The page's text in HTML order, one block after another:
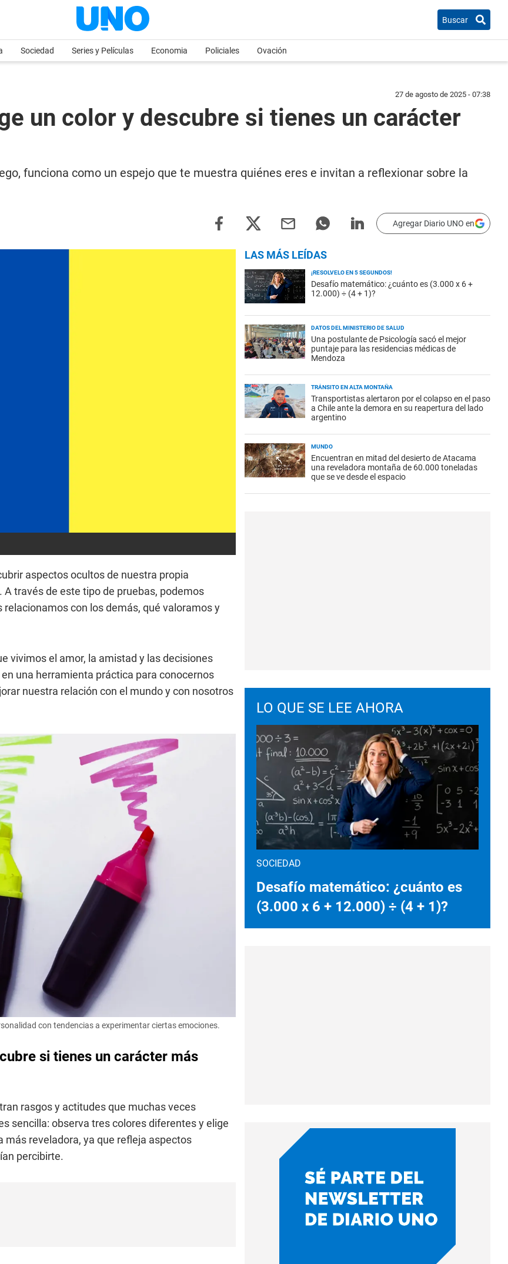
Buscar
Sociedad Series y Películas Economia Policiales Ovación
27 de agosto de 2025 - 07:38
un color y descubre si tienes un carácter
funciona como un espejo que te muestra quiénes eres e invitan a reflexionar sobre la
Agregar Diario UNO en
aspectos ocultos de nuestra propia
través de este tipo de pruebas, podemos
con los demás, qué valoramos y
vivimos el amor, la amistad y las decisiones
una herramienta práctica para conocernos
nuestra relación con el mundo y con nosotros
con tendencias a experimentar ciertas emociones.
si tienes un carácter más
rasgos y actitudes que muchas veces
sencilla: observa tres colores diferentes y elige
más reveladora, ya que refleja aspectos
percibirte.
LAS MÁS LEÍDAS
¡RESOLVELO EN 5 SEGUNDOS!
Desafío matemático: ¿cuánto es (3.000 x 6 +
12.000) ÷ (4 + 1)?
DATOS DEL MINISTERIO DE SALUD
Una postulante de Psicología sacó el mejor
puntaje para las residencias médicas de
Mendoza
TRÁNSITO EN ALTA MONTAÑA
Transportistas alertaron por el colapso en el paso
a Chile ante la demora en su reapertura del lado
argentino
MUNDO
Encuentran en mitad del desierto de Atacama
una reveladora montaña de 60.000 toneladas
que se ve desde el espacio
LO QUE SE LEE AHORA
SOCIEDAD
Desafío matemático: ¿cuánto es
(3.000 x 6 + 12.000) ÷ (4 + 1)?